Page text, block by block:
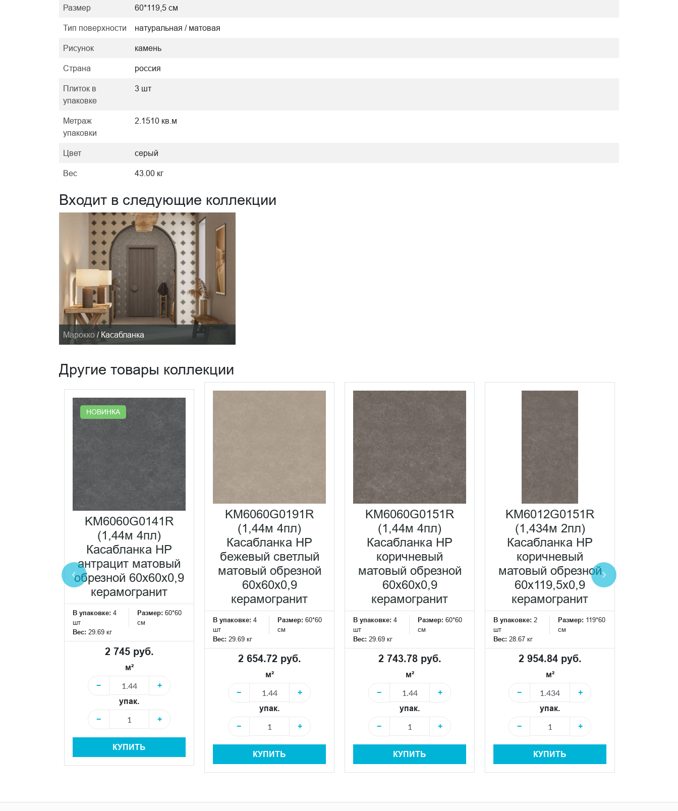
Размер 60*119,5 см
Тип поверхности натуральная / матовая
Рисунок камень
Страна россия
Плиток в
упаковке
3 шт
Метраж
упаковки
2.1510 кв.м
Цвет серый
Вес 43.00 кг
Входит в следующие коллекции
Марокко / Касабланка
Другие товары коллекции
НОВИНКА
KM6060G0141R
(1,44м 4пл)
Касабланка HP
антрацит матовый
обрезной 60x60x0,9
керамогранит
В упаковке: 4
шт
Размер: 60*60
см
Вес: 29.69 кг
2 745 руб.
м²
−
+
упак.
−
+
КУПИТЬ
KM6060G0191R
(1,44м 4пл)
Касабланка HP
бежевый светлый
матовый обрезной
60x60x0,9
керамогранит
В упаковке: 4
шт
Размер: 60*60
см
Вес: 29.69 кг
2 654.72 руб.
м²
−
+
упак.
−
+
КУПИТЬ
KM6060G0151R
(1,44м 4пл)
Касабланка HP
коричневый
матовый обрезной
60x60x0,9
керамогранит
В упаковке: 4
шт
Размер: 60*60
см
Вес: 29.69 кг
2 743.78 руб.
м²
−
+
упак.
−
+
КУПИТЬ
KM6012G0151R
(1,434м 2пл)
Касабланка HP
коричневый
матовый обрезной
60x119,5x0,9
керамогранит
В упаковке: 2
шт
Размер: 119*60
см
Вес: 28.67 кг
2 954.84 руб.
м²
−
+
упак.
−
+
КУПИТЬ